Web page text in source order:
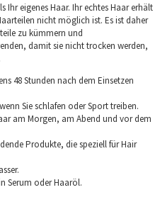
Ihr eigenes Haar. Ihr echtes Haar erhält
nicht möglich ist. Es ist daher
zu kümmern und
damit sie nicht trocken werden,
48 Stunden nach dem Einsetzen
Sie schlafen oder Sport treiben.
am Morgen, am Abend und vor dem
Produkte, die speziell für Hair
Serum oder Haaröl.